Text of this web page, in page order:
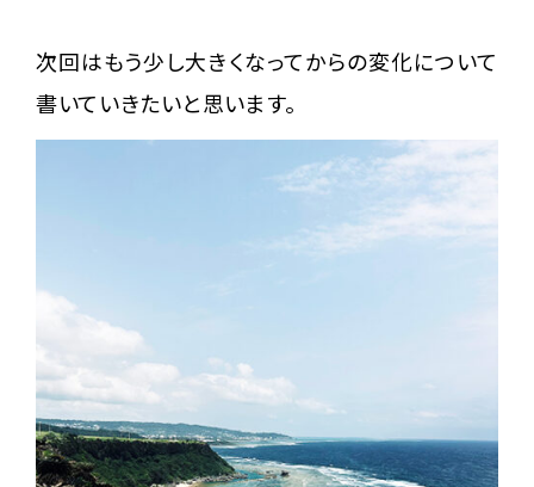
次回はもう少し大きくなってからの変化について
書いていきたいと思います。